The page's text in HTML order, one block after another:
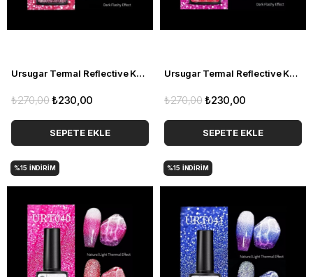
Ursugar Termal Reflective Kalıcı Oje URT038 (53573-6)
₺230,00
₺270,00
SEPETE EKLE
Ursugar Termal Reflective Kalıcı Oje URT039 (53573-7)
₺230,00
₺270,00
SEPETE EKLE
%15 İNDIRIM %15 İNDIRIM